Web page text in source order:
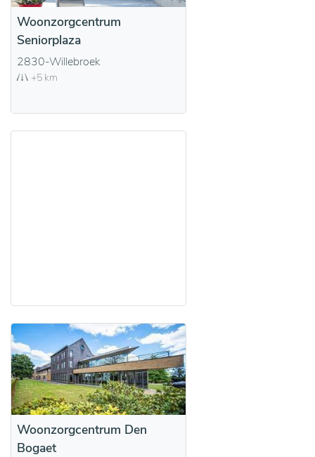
Woonzorgcentrum
Seniorplaza
2830-Willebroek
+5 km
Woonzorgcentrum Den
Bogaet